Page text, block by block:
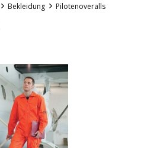
Bekleidung Pilotenoveralls